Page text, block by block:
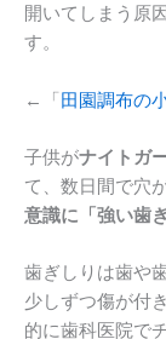
開いてしまう原
す。
←「田園調布の
子供がナイトガ
て、数日間で穴
意識に「強い歯
歯ぎしりは歯や
少しずつ傷が付
的に歯科医院で